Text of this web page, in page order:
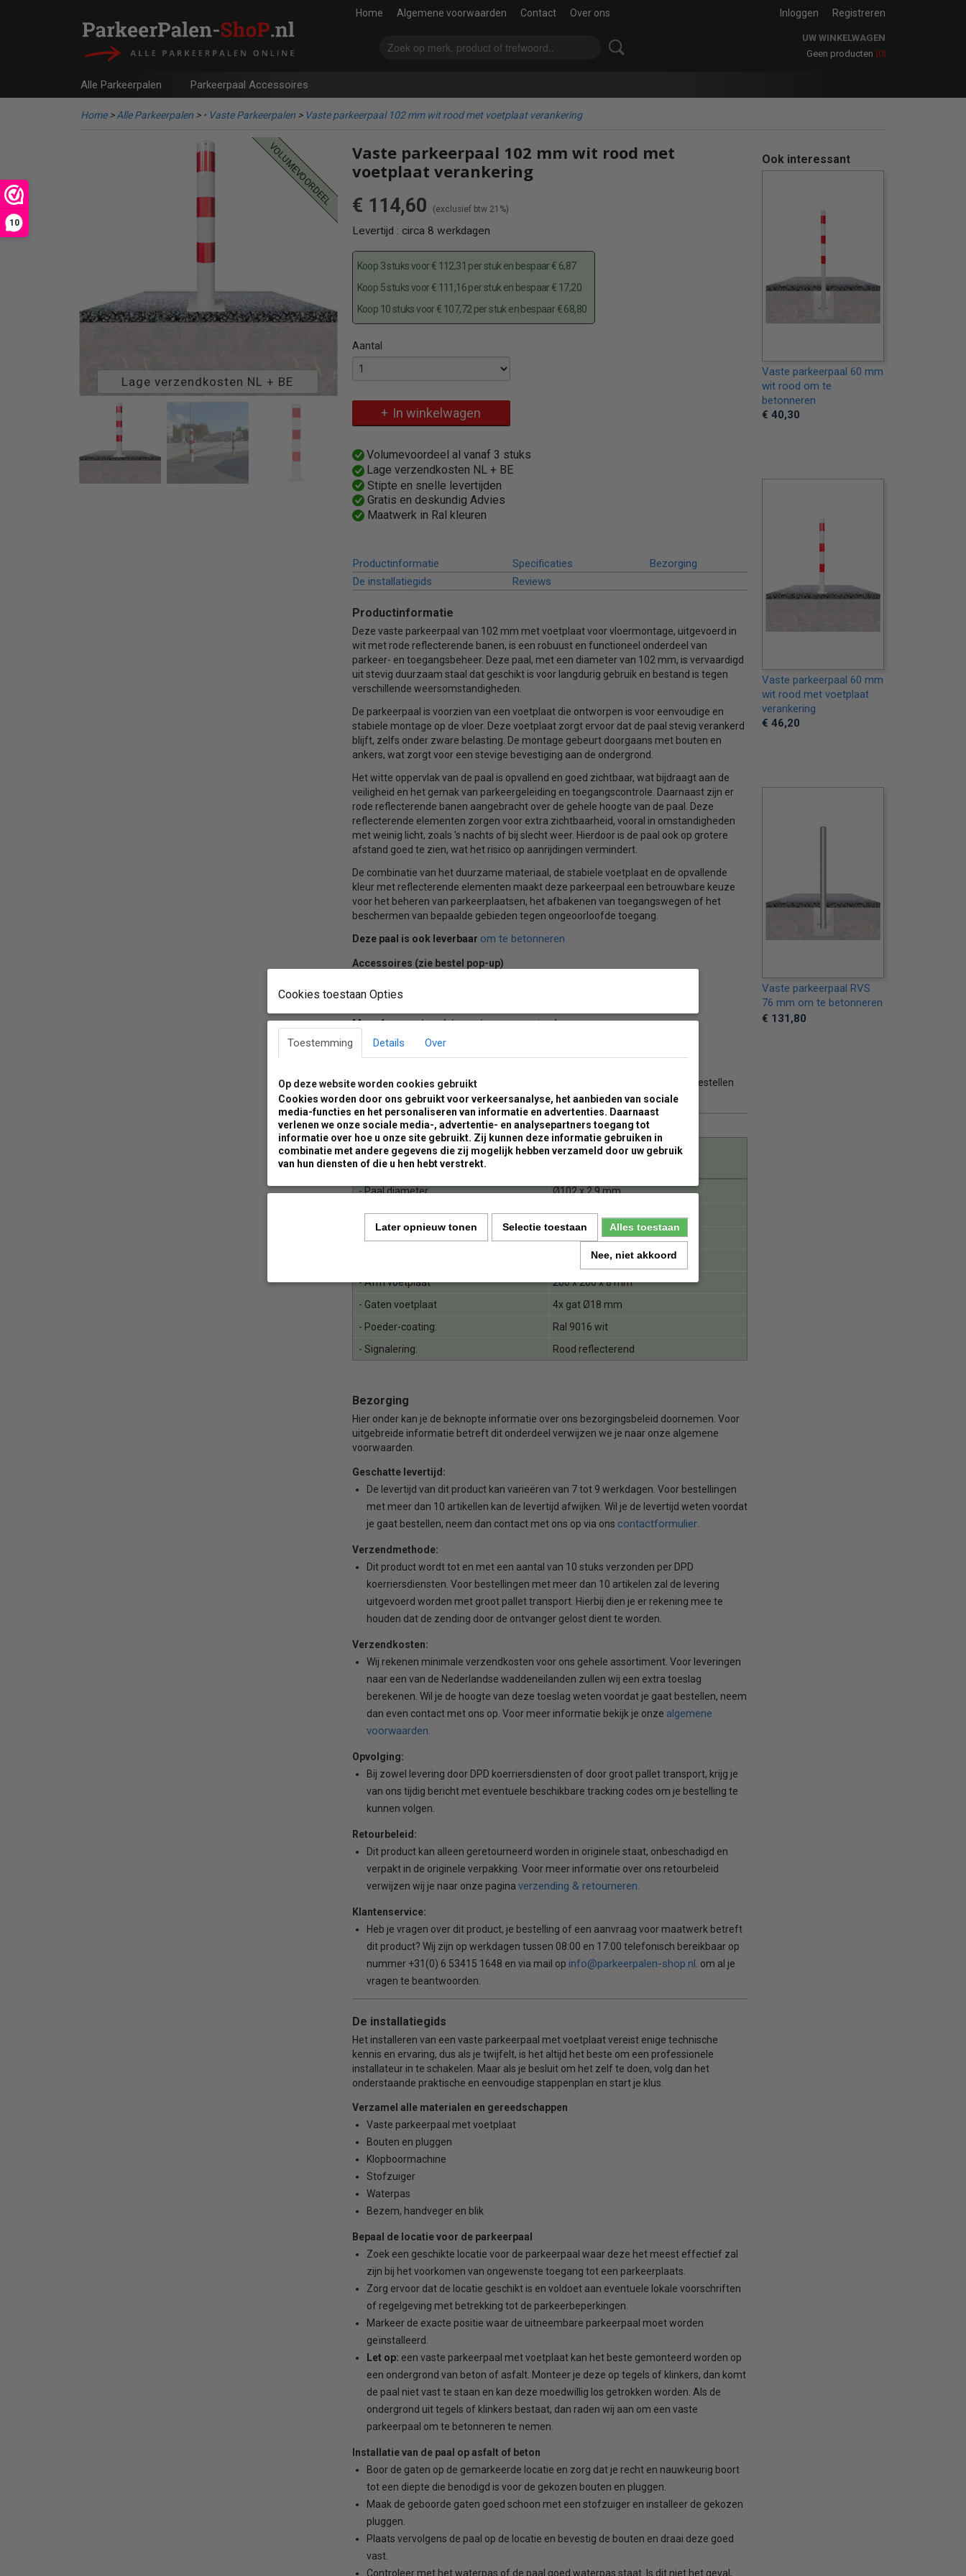
10
Home Algemene voorwaarden Contact Over ons Inloggen Registreren
UW WINKELWAGEN
Geen producten (0)
Alle Parkeerpalen Parkeerpaal Accessoires
Home>Alle Parkeerpalen > • Vaste Parkeerpalen > Vaste parkeerpaal 102 mm wit rood met voetplaat verankering
Lage verzendkosten NL + BE
volumevoordeel
Vaste parkeerpaal 102 mm wit rood met
voetplaat verankering
€ 114,60 (exclusief btw 21%)
Levertijd : circa 8 werkdagen
Koop 3 stuks voor € 112,31 per stuk en bespaar € 6,87
Koop 5 stuks voor € 111,16 per stuk en bespaar € 17,20
Koop 10 stuks voor € 107,72 per stuk en bespaar € 68,80
Aantal
In winkelwagen
Specificaties
EAN code
Productcode leverancier
Omschrijving
Volumevoordeel al vanaf 3 stuks
Lage verzendkosten NL + BE
Stipte en snelle levertijden
Gratis en deskundig Advies
Maatwerk in Ral kleuren
Productinformatie Specificaties
Bezorging
De installatiegids
Reviews
Productinformatie
Deze vaste parkeerpaal van 102 mm met voetplaat voor vloermontage, uitgevoerd in
wit met rode reflecterende banen, is een robuust en functioneel onderdeel van
parkeer- en toegangsbeheer. Deze paal, met een diameter van 102 mm, is vervaardigd
uit stevig duurzaam staal dat geschikt is voor langdurig gebruik en bestand is tegen
verschillende weersomstandigheden.
De parkeerpaal is voorzien van een voetplaat die ontworpen is voor eenvoudige en
stabiele montage op de vloer. Deze voetplaat zorgt ervoor dat de paal stevig verankerd
blijft, zelfs onder zware belasting. De montage gebeurt doorgaans met bouten en
ankers, wat zorgt voor een stevige bevestiging aan de ondergrond.
Het witte oppervlak van de paal is opvallend en goed zichtbaar, wat bijdraagt aan de
veiligheid en het gemak van parkeergeleiding en toegangscontrole. Daarnaast zijn er
rode reflecterende banen aangebracht over de gehele hoogte van de paal. Deze
reflecterende elementen zorgen voor extra zichtbaarheid, vooral in omstandigheden
met weinig licht, zoals 's nachts of bij slecht weer. Hierdoor is de paal ook op grotere
afstand goed te zien, wat het risico op aanrijdingen vermindert.
De combinatie van het duurzame materiaal, de stabiele voetplaat en de opvallende
kleur met reflecterende elementen maakt deze parkeerpaal een betrouwbare keuze
voor het beheren van parkeerplaatsen, het afbakenen van toegangswegen of het
beschermen van bepaalde gebieden tegen ongeoorloofde toegang.
Deze paal is ook leverbaar om te betonneren
Accessoires (zie bestel pop-up)
1 of 2 kettingogen per paal
Meer Accessoires (zie paginaaccessoires)
Kettingen en toebehoren
Andere Ral kleuren en signalering zijn ook mogelijk ( Informeer voor je gaat bestellen
naar onze mogelijkheden via ons onlinecontactformulier)
Productspecificaties type 491PB
- Paal diameter Ø102 x 2,9 mm
- Hoogte bovengronds:
900 mm
Staal S235jr
Th. verzinkt
- Afm voetplaat
200 x 200 x 8 mm
- Gaten voetplaat
4x gat Ø18 mm
- Poeder-coating:
Ral 9016 wit
- Signalering:
Rood reflecterend
Bezorging
Hier onder kan je de beknopte informatie over ons bezorgingsbeleid doornemen. Voor
uitgebreide informatie betreft dit onderdeel verwijzen we je naar onze algemene
voorwaarden.
Geschatte levertijd:
De levertijd van dit product kan varieëren van 7 tot 9 werkdagen. Voor bestellingen
met meer dan 10 artikellen kan de levertijd afwijken. Wil je de levertijd weten voordat
je gaat bestellen, neem dan contact met ons op via ons contactformulier.
Verzendmethode:
Dit product wordt tot en met een aantal van 10 stuks verzonden per DPD
koerriersdiensten. Voor bestellingen met meer dan 10 artikelen zal de levering
uitgevoerd worden met groot pallet transport. Hierbij dien je er rekening mee te
houden dat de zending door de ontvanger gelost dient te worden.
Verzendkosten:
Wij rekenen minimale verzendkosten voor ons gehele assortiment. Voor leveringen
naar een van de Nederlandse waddeneilanden zullen wij een extra toeslag
berekenen. Wil je de hoogte van deze toeslag weten voordat je gaat bestellen, neem
dan even contact met ons op. Voor meer informatie bekijk je onze algemene
voorwaarden.
Opvolging:
Bij zowel levering door DPD koerriersdiensten of door groot pallet transport, krijg je
van ons tijdig bericht met eventuele beschikbare tracking codes om je bestelling te
kunnen volgen.
Retourbeleid:
Dit product kan alleen geretourneerd worden in originele staat, onbeschadigd en
verpakt in de originele verpakking. Voor meer informatie over ons retourbeleid
verwijzen wij je naar onze pagina verzending & retourneren.
Klantenservice:
Heb je vragen over dit product, je bestelling of een aanvraag voor maatwerk betreft
dit product? Wij zijn op werkdagen tussen 08:00 en 17:00 telefonisch bereikbaar op
nummer +31(0) 6 53415 1648 en via mail op info@parkeerpalen-shop.nl . om al je
vragen te beantwoorden.
De installatiegids
Het installeren van een vaste parkeerpaal met voetplaat vereist enige technische
kennis en ervaring, dus als je twijfelt, is het altijd het beste om een professionele
installateur in te schakelen. Maar als je besluit om het zelf te doen, volg dan het
onderstaande praktische en eenvoudige stappenplan en start je klus.
Verzamel alle materialen en gereedschappen
Vaste parkeerpaal met voetplaat
Bouten en pluggen
Klopboormachine
Stofzuiger
Waterpas
Bezem, handveger en blik
Bepaal de locatie voor de parkeerpaal
Zoek een geschikte locatie voor de parkeerpaal waar deze het meest effectief zal
zijn bij het voorkomen van ongewenste toegang tot een parkeerplaats.
Zorg ervoor dat de locatie geschikt is en voldoet aan eventuele lokale voorschriften
of regelgeving met betrekking tot de parkeerbeperkingen.
Markeer de exacte positie waar de uitneembare parkeerpaal moet worden
geïnstalleerd.
Let op: een vaste parkeerpaal met voetplaat kan het beste gemonteerd worden op
een ondergrond van beton of asfalt. Monteer je deze op tegels of klinkers, dan komt
de paal niet vast te staan en kan deze moedwillig los getrokken worden. Als de
ondergrond uit tegels of klinkers bestaat, dan raden wij aan om een vaste
parkeerpaal om te betonneren te nemen.
Installatie van de paal op asfalt of beton
Boor de gaten op de gemarkeerde locatie en zorg dat je recht en nauwkeurig boort
tot een diepte die benodigd is voor de gekozen bouten en pluggen.
Maak de geboorde gaten goed schoon met een stofzuiger en installeer de gekozen
pluggen.
Plaats vervolgens de paal op de locatie en bevestig de bouten en draai deze goed
vast.
Controleer met het waterpas of de paal goed waterpas staat. Is dit niet het geval,
Ook interessant
Vaste parkeerpaal 60 mm
wit rood om te
betonneren
€ 40,30
Vaste parkeerpaal 60 mm
wit rood met voetplaat
verankering
€ 46,20
Vaste parkeerpaal RVS
76 mm om te betonneren
€ 131,80
Cookies toestaan Opties
Toestemming Details Over
Op deze website worden cookies gebruikt
Cookies worden door ons gebruikt voor verkeersanalyse, het aanbieden van sociale
media-functies en het personaliseren van informatie en advertenties. Daarnaast
verlenen we onze sociale media-, advertentie- en analysepartners toegang tot
informatie over hoe u onze site gebruikt. Zij kunnen deze informatie gebruiken in
combinatie met andere gegevens die zij mogelijk hebben verzameld door uw gebruik
van hun diensten of die u hen hebt verstrekt.
Later opnieuw tonen Selectie toestaan Alles toestaan
Nee, niet akkoord